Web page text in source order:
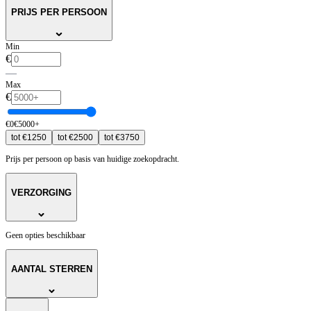
PRIJS PER PERSOON
Min
€
—
Max
€
€0€5000+
tot€1250 tot€2500 tot€3750
Prijs per persoon op basis van huidige zoekopdracht.
VERZORGING
Geen opties beschikbaar
AANTAL STERREN